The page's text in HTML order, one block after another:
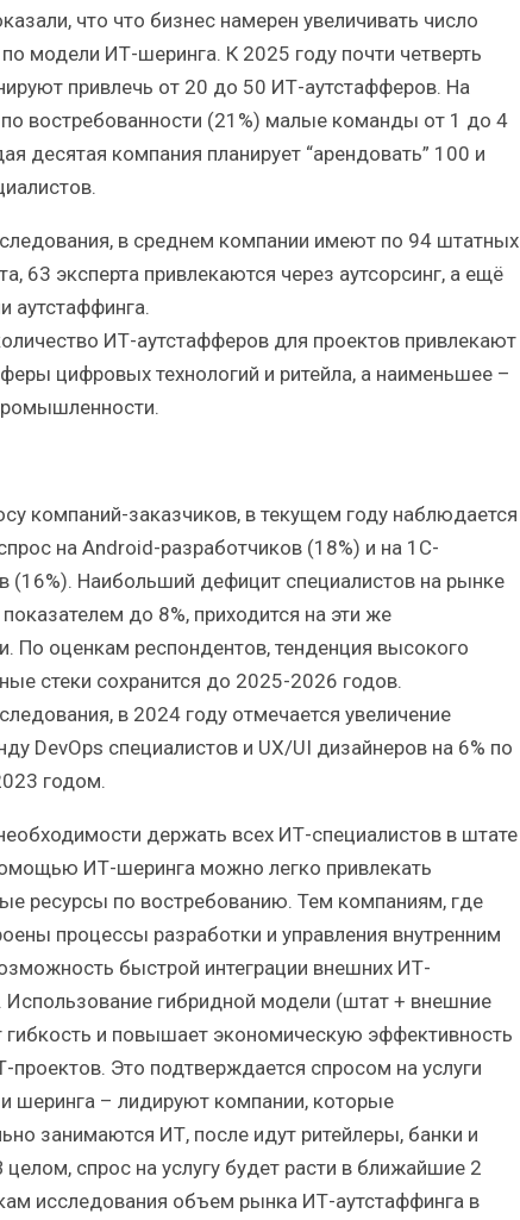
что что бизнес намерен увеличивать число
модели ИТ-шеринга. К 2025 году почти четверть
привлечь от 20 до 50 ИТ-аутстафферов. На
востребованности (21%) малые команды от 1 до 4
десятая компания планирует “арендовать” 100 и
в среднем компании имеют по 94 штатных
63 эксперта привлекаются через аутсорсинг, а ещё
аутстаффинга.
ИТ-аутстафферов для проектов привлекают
цифровых технологий и ритейла, а наименьшее –
компаний-заказчиков, в текущем году наблюдается
на Android-разработчиков (18%) и на 1С-
(16%). Наибольший дефицит специалистов на рынке
до 8%, приходится на эти же
По оценкам респондентов, тенденция высокого
стеки сохранится до 2025-2026 годов.
в 2024 году отмечается увеличение
DevOps специалистов и UX/UI дизайнеров на 6% по
годом.
держать всех ИТ-специалистов в штате
ИТ-шеринга можно легко привлекать
ресурсы по востребованию. Тем компаниям, где
процессы разработки и управления внутренним
быстрой интеграции внешних ИТ-
Использование гибридной модели (штат + внешние
гибкость и повышает экономическую эффективность
проектов. Это подтверждается спросом на услуги
и шеринга – лидируют компании, которые
занимаются ИТ, после идут ритейлеры, банки и
спрос на услугу будет расти в ближайшие 2
исследования объем рынка ИТ-аутстаффинга в